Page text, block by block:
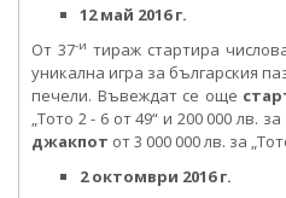
12 май 2016 г.
От 37-и тираж стартира
уникална игра за българския
печели. Въвеждат се още
„Тото 2 - 6 от 49“ и 200 000 лв.
джакпот от 3 000 000 лв. за
2 октомври 2016 г.